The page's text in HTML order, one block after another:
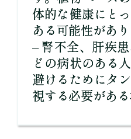
体的な健康にと
ある可能性があり
– 腎不全、肝疾
どの病状のある
避けるためにタ
視する必要がある